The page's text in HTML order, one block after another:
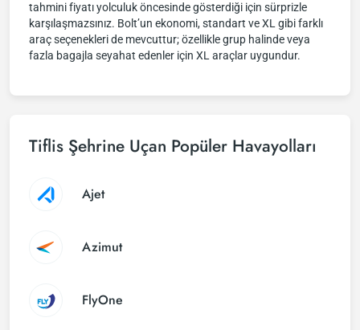
tahmini fiyatı yolculuk öncesinde gösterdiği için sürprizle
karşılaşmazsınız. Bolt’un ekonomi, standart ve XL gibi farklı
araç seçenekleri de mevcuttur; özellikle grup halinde veya
fazla bagajla seyahat edenler için XL araçlar uygundur.
Tiflis Şehrine Uçan Popüler Havayolları
Ajet
Azimut
FlyOne